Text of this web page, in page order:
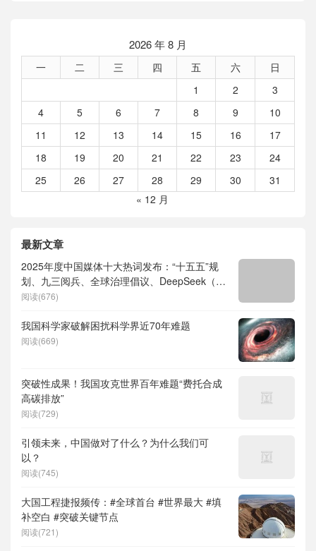
2026 年 8 月
一 二 三 四 五 六
日
1
2
3
4
5 6 7 8 9
10
11
12 13 14 15 16
17
18
19 20 21 22 23
24
25
26 27 28 29 30
31
« 12 月
最新文章
2025年度中国媒体十大热词发布：“十五五”规
划、九三阅兵、全球治理倡议、DeepSeek（深
度求索）、人形机器人、苏超、票根经济、育
阅读(676)
我国科学家破解困扰科学界近70年难题
阅读(669)
突破性成果！我国攻克世界百年难题“费托合成
高碳排放”
阅读(729)
引领未来，中国做对了什么？为什么我们可
以？
阅读(745)
大国工程捷报频传：#全球首台 #世界最大 #填
补空白 #突破关键节点
阅读(721)